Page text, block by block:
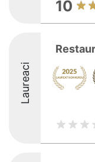
10
Laureaci